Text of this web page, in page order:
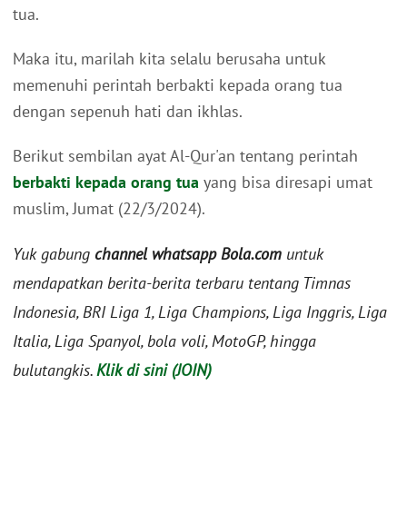
tua.
Maka itu, marilah kita selalu berusaha untuk
memenuhi perintah berbakti kepada orang tua
dengan sepenuh hati dan ikhlas.
Berikut sembilan ayat Al-Qur'an tentang perintah
berbakti kepada orang tua yang bisa diresapi umat
muslim, Jumat (22/3/2024).
Yuk gabung channel whatsapp Bola.com untuk
mendapatkan berita-berita terbaru tentang Timnas
Indonesia, BRI Liga 1, Liga Champions, Liga Inggris, Liga
Italia, Liga Spanyol, bola voli, MotoGP, hingga
bulutangkis.Klik di sini (JOIN)